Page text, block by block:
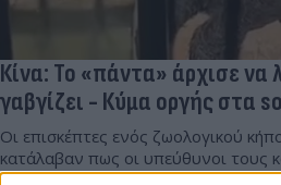
Κίνα: Το «πάντα» άρχισε να
γαβγίζει - Κύμα οργής στα
Οι επισκέπτες ενός ζωολογικού
κατάλαβαν πως οι υπεύθυνοι τους